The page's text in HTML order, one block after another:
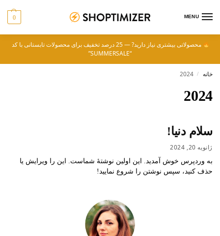
MENU
0
محصولاتی بیشتری نیاز دارید? — 25 درصد تخفیف برای محصولات تابستانی با کد
“SUMMERSALE”
خانه /
2024
2024
سلام دنیا!
ژانویه 20, 2024
به وردپرس خوش آمدید. این اولین نوشتهٔ شماست. این را ویرایش یا
حذف کنید، سپس نوشتن را شروع نمایید!